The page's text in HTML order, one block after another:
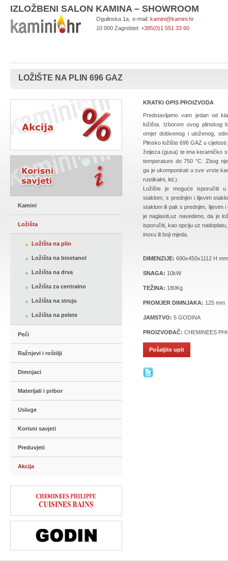
IZLOŽBENI SALON KAMINA – SHOWROOM
Ogulinska 1a,
10 000 Zagreb
e-mail: kamini@kamini.hr
tel: +385(0)1 551 33 60
LOŽIŠTE NA PLIN 696 GAZ
Kamini
Ložišta
Ložišta na plin
Ložišta na bioetanol
Ložišta na drva
Ložišta za centralno
Ložišta na struju
Ložišta na pelete
Peći
Ražnjevi i roštilji
Dimnjaci
Materijali i pribor
Usluge
Korisni savjeti
Preduvjeti
Akcija
KRATKI OPIS PROIZVODA
Predstavljamo vam jedan od
ložišta. Izborom ovog plinskog
omjer dobivenog i uloženog,
Plinsko ložište 696 GAZ u
željeza (gusa) te ima keramičko
temperature do 750 °C. Zbog
ga je ukomponirati u sve vrste
rustikalni, itd.).
Ložište je moguće isporučiti
staklom, s prednjim i lijevim
staklom ili pak s prednjim, lijevim
je naglasiti,uz navedeno, da je
isporučiti, kao opciju uz
inoxu ili boji mjeda.
DIMENZIJE: 690x450x1112 H mm
SNAGA: 10kW
TEŽINA: 180Kg
PROMJER DIMNJAKA: 125 mm
JAMSTVO: 5 GODINA
PROIZVOĐAČ: CHEMINEES
Pošaljite upit